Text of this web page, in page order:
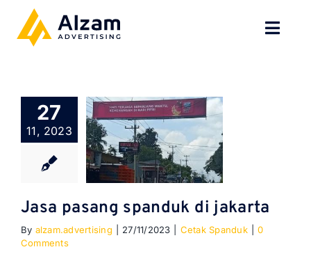
content
TENTANG
SPESIALISASI
GALERI
27
11, 2023
Jasa pasang spanduk di jakarta
By alzam.advertising 27/11/2023 Cetak Spanduk
0
Comments